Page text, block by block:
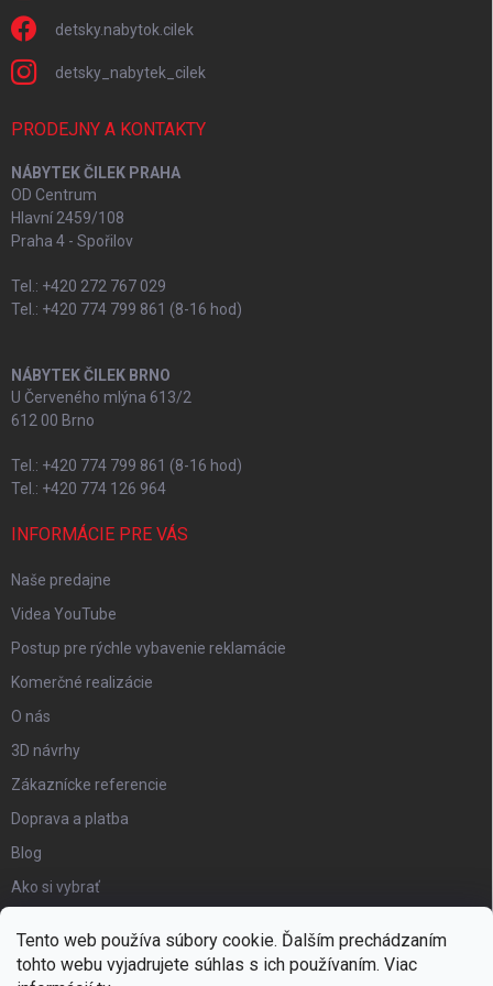
Tento web používa súbory cookie. Ďalším prechádzaním
tohto webu vyjadrujete súhlas s ich používaním. Viac
detsky.nabytok.cilek
detsky_nabytek_cilek
PRODEJNY A KONTAKTY
NÁBYTEK ČILEK PRAHA
OD Centrum
Hlavní 2459/108
Praha 4 - Spořilov
Tel.: +420 272 767 029
Tel.: +420 774 799 861 (8-16 hod)
NÁBYTEK ČILEK BRNO
U Červeného mlýna 613/2
612 00 Brno
Tel.: +420 774 799 861 (8-16 hod)
Tel.: +420 774 126 964
INFORMÁCIE PRE VÁS
Naše predajne
Videa YouTube
Postup pre rýchle vybavenie reklamácie
Komerčné realizácie
O nás
3D návrhy
Zákaznícke referencie
Doprava a platba
Blog
Ako si vybrať
Certifikát kvality